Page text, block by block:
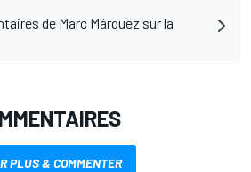
de Marc Márquez sur la
PLUS & COMMENTER